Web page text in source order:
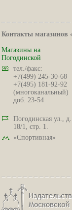
Контакты магазинов
Магазины на
Погодинской
тел./факс:
+7(499) 245-30-68
+7(495) 181-92-92
(многоканальный)
доб. 23-54
Погодинская ул., д.
18/1, стр. 1.
«Спортивная»